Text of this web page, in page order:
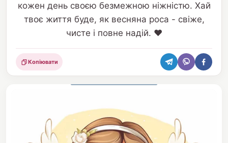
кожен день своєю безмежною ніжністю. Хай
твоє життя буде, як весняна роса - свіже,
чисте і повне надій. ❤️
Поділитися
Копіювати